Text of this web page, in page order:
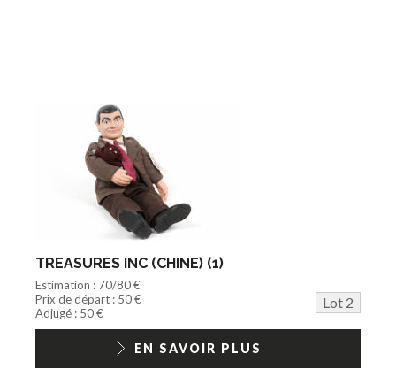
TREASURES INC (CHINE) (1)
Estimation : 70/80 €
Prix de départ : 50 €
Lot 2
Adjugé : 50 €
EN SAVOIR PLUS